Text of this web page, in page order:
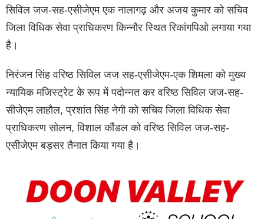
सिविल जज-सह-एसीजेएम एक नालागढ़ और अजय कुमार को सचिव
जिला विधिक सेवा प्राधिकरण किन्नौर स्थित रिकांगपिओ लगाया गया
है।
निरंजन सिंह वरिष्ठ सिविल जज सह-एसीजेएम-एक शिमला को मुख्य
न्यायिक मजिस्ट्रेट के रूप में पदोन्नत कर वरिष्ठ सिविल जज-सह-
सीजेएम लाहौल, प्रशांत सिंह नेगी को सचिव जिला विधिक सेवा
प्राधिकरण सोलन, विशाल कौंडल को वरिष्ठ सिविल जज-सह-
एसीजेएम बड़सर तैनात किया गया है।